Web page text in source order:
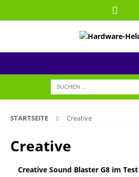
STARTSEITE Creative
Creative
Creative Sound Blaster G8 im Test